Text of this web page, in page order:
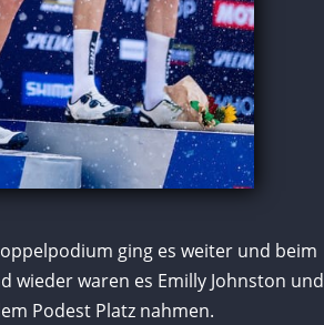
ging es weiter und beim
wieder waren es Emilly Johnston und
Podest Platz nahmen.